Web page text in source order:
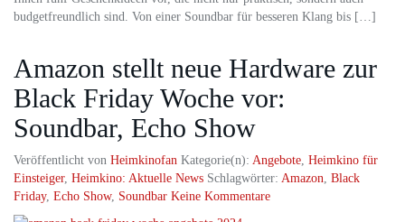
budgetfreundlich sind. Von einer Soundbar für besseren Klang bis […]
Amazon stellt neue Hardware zur
Black Friday Woche vor:
Soundbar, Echo Show
Veröffentlicht von Heimkinofan Kategorie(n): Angebote, Heimkino für
Einsteiger, Heimkino: Aktuelle News Schlagwörter: Amazon, Black
Friday, Echo Show, Soundbar Keine Kommentare